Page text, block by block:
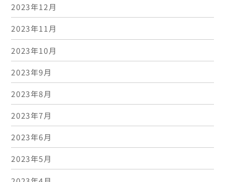
2023年12月
2023年11月
2023年10月
2023年9月
2023年8月
2023年7月
2023年6月
2023年5月